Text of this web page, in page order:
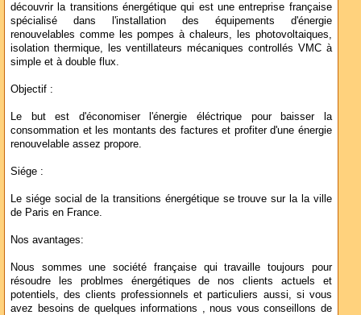
découvrir la transitions énergétique qui est une entreprise française
spécialisé dans l'installation des équipements d'énergie
renouvelables comme les pompes à chaleurs, les photovoltaiques,
isolation thermique, les ventillateurs mécaniques controllés VMC à
simple et à double flux.
Objectif :
Le but est d'économiser l'énergie éléctrique pour baisser la
consommation et les montants des factures et profiter d'une énergie
renouvelable assez propore.
Siége :
Le siége social de la transitions énergétique se trouve sur la la ville
de Paris en France.
Nos avantages:
Nous sommes une société française qui travaille toujours pour
résoudre les problmes énergétiques de nos clients actuels et
potentiels, des clients professionnels et particuliers aussi, si vous
avez besoins de quelques informations , nous vous conseillons de